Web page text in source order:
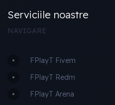
Serviciile noastre
NAVIGARE
FPlayT Fivem
FPlayT Redm
FPlayT Arena